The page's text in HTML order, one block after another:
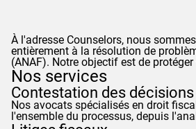
À l'adresse Counselors, nous
entièrement à la résolution de
(ANAF). Notre objectif est de
Nos services
Contestation des
Nos avocats spécialisés en droit
l'ensemble du processus, depuis